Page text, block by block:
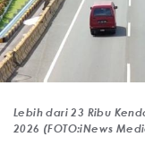
Lebih dari 23 Ribu
2026 (FOTO:iNews